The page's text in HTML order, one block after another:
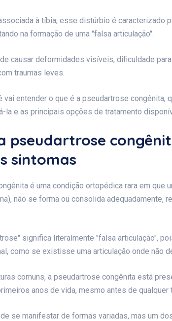
à tíbia, esse distúrbio é caracterizado
na formação de uma "falsa articulação".
causar deformidades visíveis, dificuldade
traumas leves.
vai entender o que é a pseudartrose congênita,
la e as principais opções de tratamento
pseudartrose
sintomas
é uma condição ortopédica rara em que
não se forma ou consolida adequadamente,
significa literalmente "falsa articulação",
como se existisse uma articulação onde não
comuns, a pseudartrose congênita está
anos de vida, mesmo antes de qualquer
se manifestar de formas variadas, mas um